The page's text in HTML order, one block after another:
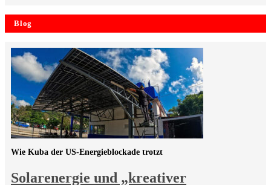
Blog
Solarenergie und „kreativer
Wie Kuba der US-Energieblockade trotzt